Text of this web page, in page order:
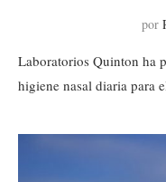
por
Laboratorios Quinton ha
higiene nasal diaria para